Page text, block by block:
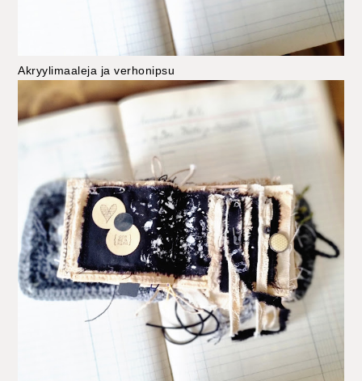
Akryylimaaleja ja verhonipsu